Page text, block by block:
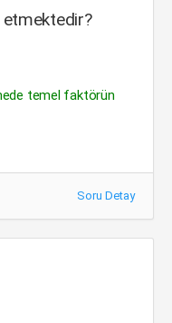
temel faktörün
Soru Detay